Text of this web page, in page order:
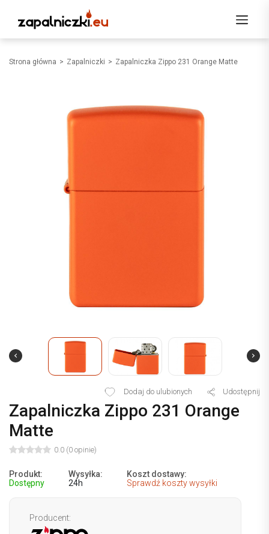
Strona główna Zapalniczki Zapalniczka Zippo 231 Orange Matte
Dodaj do ulubionych Udostępnij
Zapalniczka Zippo 231 Orange
Matte
0.0 (0 opinie)
Produkt:
Dostępny
Wysyłka:
24h
Koszt dostawy:
Sprawdź koszty wysyłki
Producent: